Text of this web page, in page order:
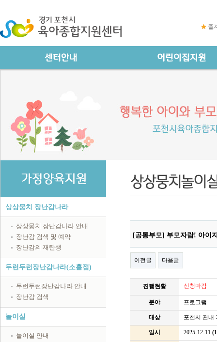
즐
상상뭉치 장난감나라
상상뭉치 장난감나라 안내
장난감 검색 및 예약
장난감의 재탄생
두런두런장난감나라(소흘점)
두런두런장난감나라 안내
장난감 검색
놀이실
놀이실 안내
[공통부모] 부모자람! 아이
이전글 다음글
진행현황 신청마감
분야 프로그램
대상 포천시 관내
일시 2025-12-11